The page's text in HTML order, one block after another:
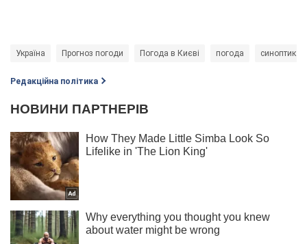
Україна Прогноз погоди Погода в Києві погода синоптик
Редакційна політика